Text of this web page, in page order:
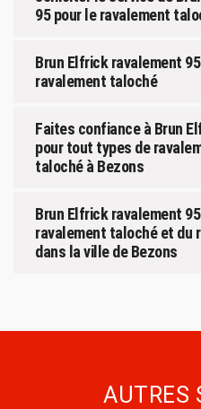
95 pour le ravalement
Brun Elfrick ravalement
ravalement taloché
Faites confiance à Brun
pour tout types de
taloché à Bezons
Brun Elfrick ravalement
ravalement taloché et du
dans la ville de Bezons
AUTRES